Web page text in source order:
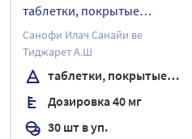
таблетки, покрытые
пленочной оболочкой
Санофи Илач Санайи ве
Тиджарет А.Ш
таблетки, покрытые пленочной оболочкой
Дозировка 40 мг
30 шт в уп.